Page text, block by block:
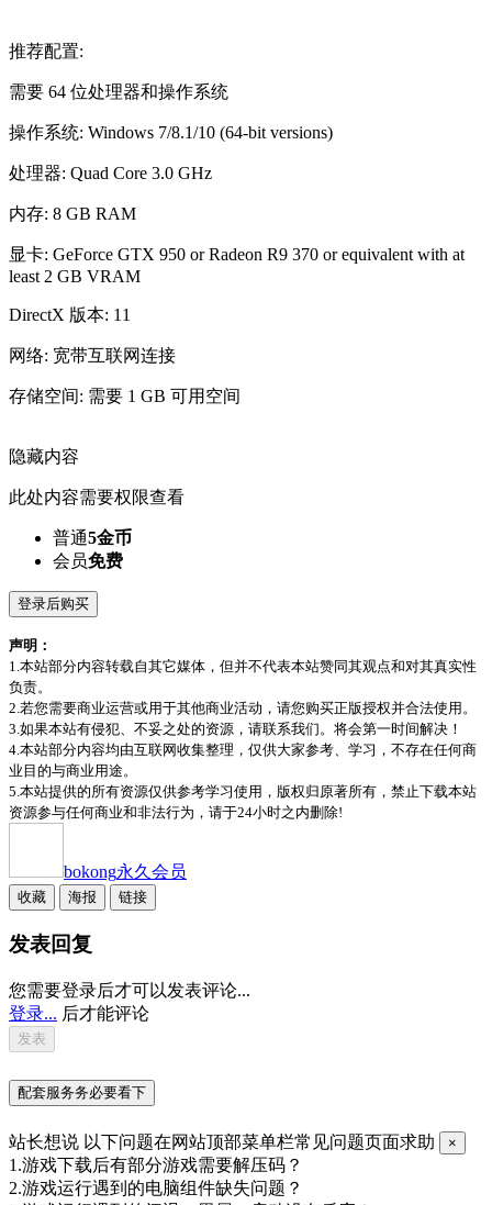
推荐配置:
需要 64 位处理器和操作系统
操作系统: Windows 7/8.1/10 (64-bit versions)
处理器: Quad Core 3.0 GHz
内存: 8 GB RAM
显卡: GeForce GTX 950 or Radeon R9 370 or equivalent with at
least 2 GB VRAM
DirectX 版本: 11
网络: 宽带互联网连接
存储空间: 需要 1 GB 可用空间
隐藏内容
此处内容需要权限查看
普通5金币
会员免费
登录后购买
声明：
1.本站部分内容转载自其它媒体，但并不代表本站赞同其观点和对其真实性
负责。
2.若您需要商业运营或用于其他商业活动，请您购买正版授权并合法使用。
3.如果本站有侵犯、不妥之处的资源，请联系我们。将会第一时间解决！
4.本站部分内容均由互联网收集整理，仅供大家参考、学习，不存在任何商
业目的与商业用途。
5.本站提供的所有资源仅供参考学习使用，版权归原著所有，禁止下载本站
资源参与任何商业和非法行为，请于24小时之内删除!
bokong永久会员
收藏 海报 链接
发表回复
您需要登录后才可以发表评论...
登录... 后才能评论
配套服务务必要看下
站长想说 以下问题在网站顶部菜单栏常见问题页面求助 ×
1.游戏下载后有部分游戏需要解压码？
2.游戏运行遇到的电脑组件缺失问题？